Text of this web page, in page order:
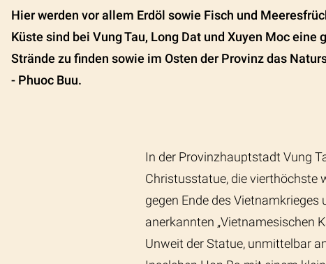
Hier werden vor allem Erdöl sowie Fisch und
Küste sind bei Vung Tau, Long Dat und Xuyen Moc eine
Strände zu finden sowie im Osten der Provinz das
- Phuoc Buu.
In der Provinzhauptstadt Vung
Christusstatue, die vierthöchste
gegen Ende des
anerkannten „Vietnamesischen
Unweit der Statue, unmittelbar